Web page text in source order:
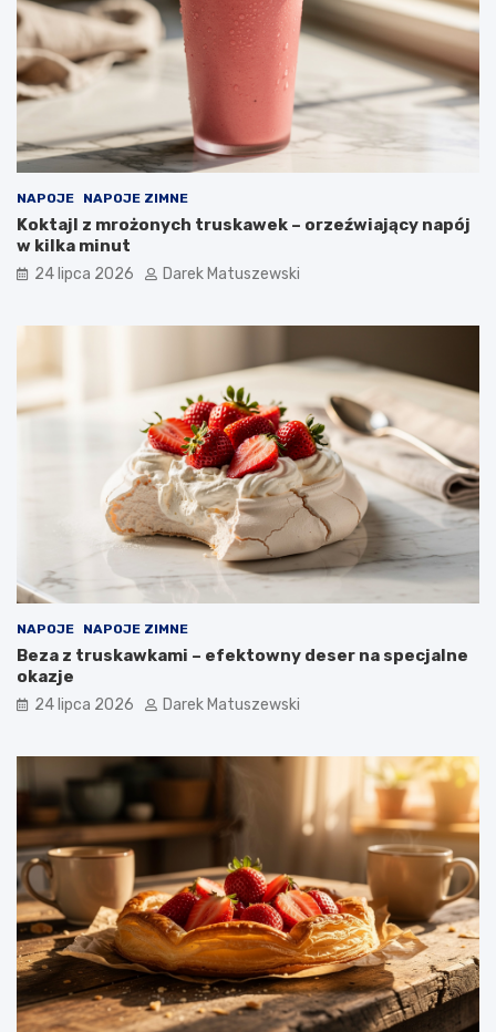
NAPOJE NAPOJE ZIMNE
Koktajl z mrożonych truskawek – orzeźwiający napój
w kilka minut
24 lipca 2026 Darek Matuszewski
NAPOJE NAPOJE ZIMNE
Beza z truskawkami – efektowny deser na specjalne
okazje
24 lipca 2026 Darek Matuszewski